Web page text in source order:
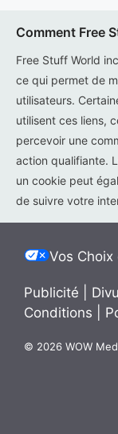
Comment Free
Free Stuff World
ce qui permet de
utilisateurs.
utilisent ces liens,
percevoir une
action qualifiante.
un cookie peut
de suivre votre
Vos
Publicité
Conditions
© 2026 WOW